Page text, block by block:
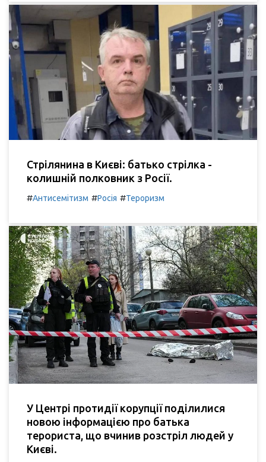
Стрілянина в Києві: батько стрілка -
колишній полковник з Росії.
#Антисемітизм #Росія #Тероризм
У Центрі протидії корупції поділилися
новою інформацією про батька
терориста, що вчинив розстріл людей у
Києві.